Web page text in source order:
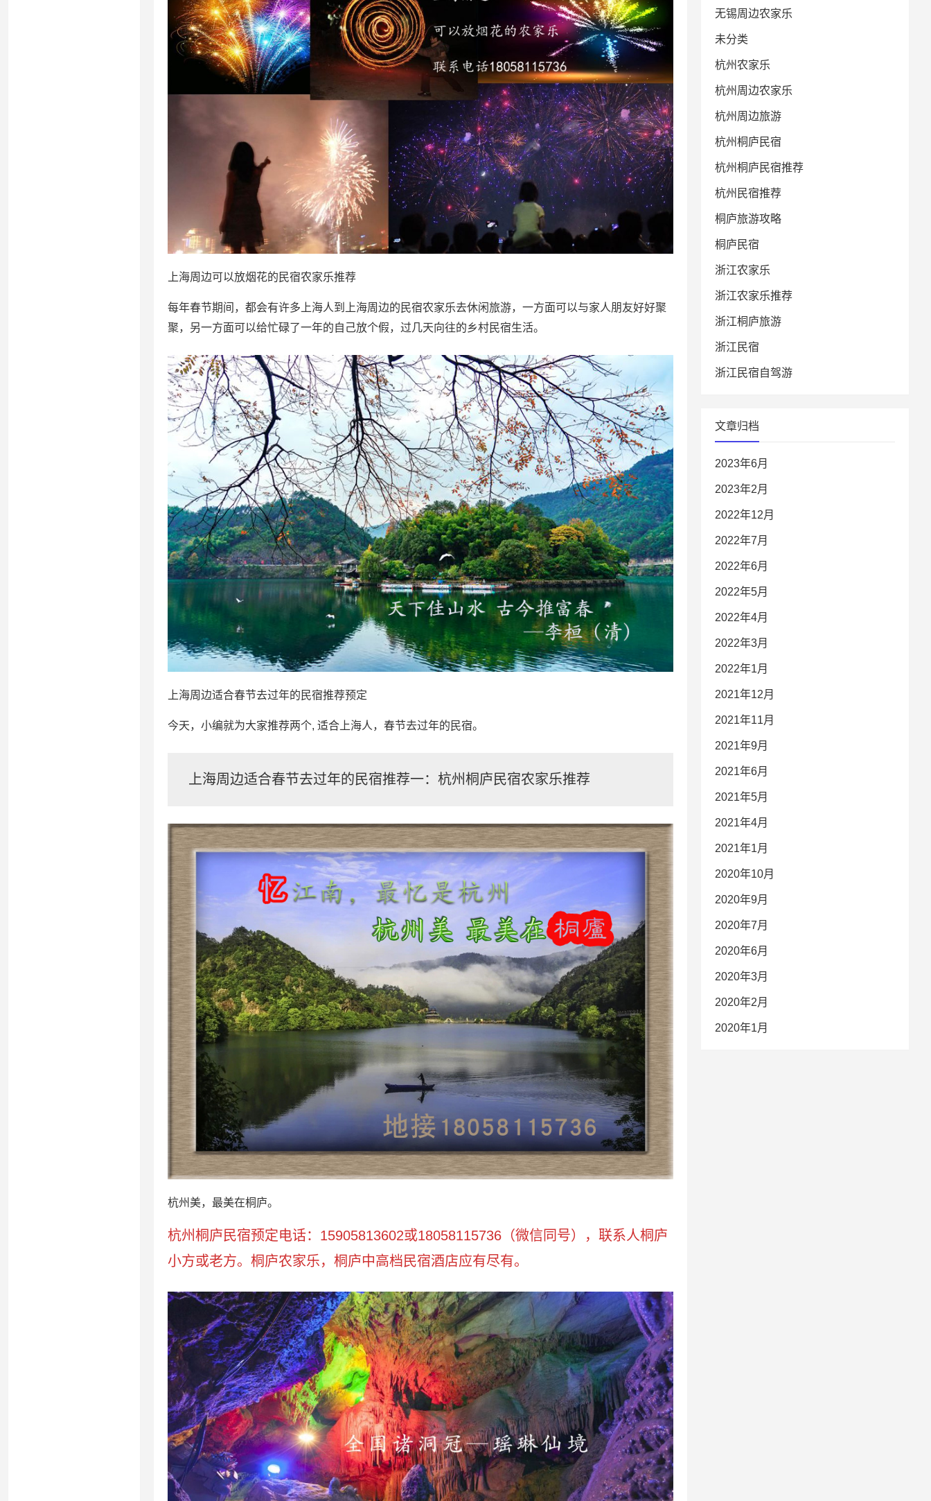
上海周边可以放烟花的民宿农家乐推荐
每年春节期间，都会有许多上海人到上海周边的民宿农家乐去休闲旅游，一方面可以与家人朋友好好聚
聚，另一方面可以给忙碌了一年的自己放个假，过几天向往的乡村民宿生活。
上海周边适合春节去过年的民宿推荐预定
今天，小编就为大家推荐两个, 适合上海人，春节去过年的民宿。
上海周边适合春节去过年的民宿推荐一：杭州桐庐民宿农家乐推荐
杭州美，最美在桐庐。
杭州桐庐民宿预定电话：15905813602或18058115736（微信同号），联系人桐庐
小方或老方。桐庐农家乐，桐庐中高档民宿酒店应有尽有。
无锡周边农家乐
未分类
杭州农家乐
杭州周边农家乐
杭州周边旅游
杭州桐庐民宿
杭州桐庐民宿推荐
杭州民宿推荐
桐庐旅游攻略
桐庐民宿
浙江农家乐
浙江农家乐推荐
浙江桐庐旅游
浙江民宿
浙江民宿自驾游
文章归档
2023年6月
2023年2月
2022年12月
2022年7月
2022年6月
2022年5月
2022年4月
2022年3月
2022年1月
2021年12月
2021年11月
2021年9月
2021年6月
2021年5月
2021年4月
2021年1月
2020年10月
2020年9月
2020年7月
2020年6月
2020年3月
2020年2月
2020年1月